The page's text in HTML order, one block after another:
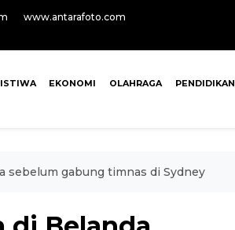
www.antarafoto.com
EKONOMI OLAHRAGA PENDIDIKAN
sebelum gabung timnas di Sydney